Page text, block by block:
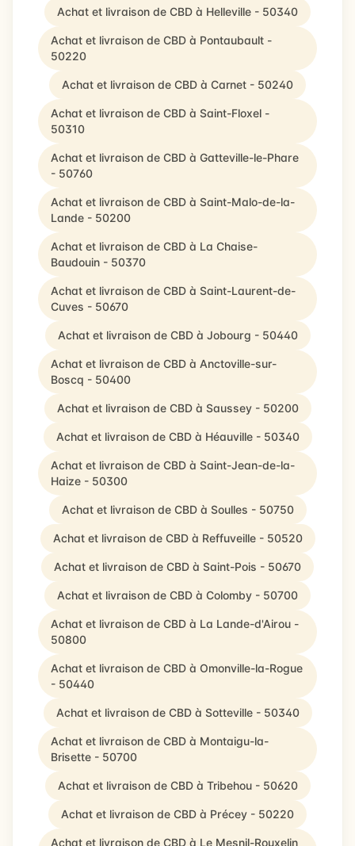
Achat et livraison de CBD à Helleville - 50340
Achat et livraison de CBD à Pontaubault -
50220
Achat et livraison de CBD à Carnet - 50240
Achat et livraison de CBD à Saint-Floxel -
50310
Achat et livraison de CBD à Gatteville-le-Phare
- 50760
Achat et livraison de CBD à Saint-Malo-de-la-
Lande - 50200
Achat et livraison de CBD à La Chaise-
Baudouin - 50370
Achat et livraison de CBD à Saint-Laurent-de-
Cuves - 50670
Achat et livraison de CBD à Jobourg - 50440
Achat et livraison de CBD à Anctoville-sur-
Boscq - 50400
Achat et livraison de CBD à Saussey - 50200
Achat et livraison de CBD à Héauville - 50340
Achat et livraison de CBD à Saint-Jean-de-la-
Haize - 50300
Achat et livraison de CBD à Soulles - 50750
Achat et livraison de CBD à Reffuveille - 50520
Achat et livraison de CBD à Saint-Pois - 50670
Achat et livraison de CBD à Colomby - 50700
Achat et livraison de CBD à La Lande-d'Airou -
50800
Achat et livraison de CBD à Omonville-la-Rogue
- 50440
Achat et livraison de CBD à Sotteville - 50340
Achat et livraison de CBD à Montaigu-la-
Brisette - 50700
Achat et livraison de CBD à Tribehou - 50620
Achat et livraison de CBD à Précey - 50220
Achat et livraison de CBD à Le Mesnil-Rouxelin